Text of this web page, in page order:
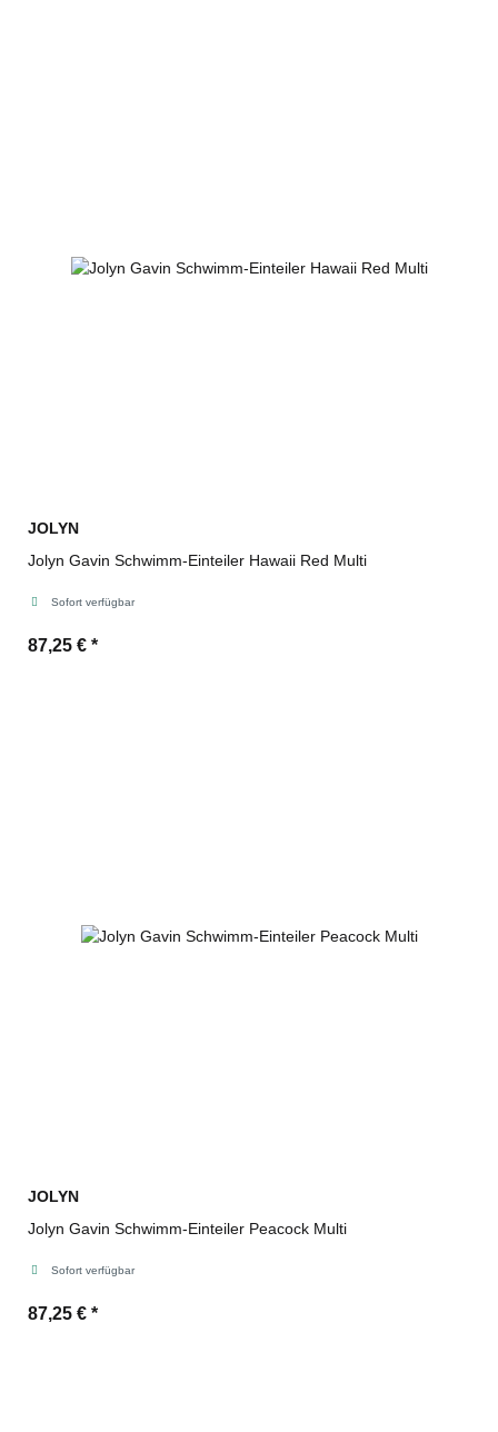
JOLYN
Jolyn Gavin Schwimm-Einteiler Hawaii Red Multi
Sofort verfügbar
87,25 € *
JOLYN
Jolyn Gavin Schwimm-Einteiler Peacock Multi
Sofort verfügbar
87,25 € *